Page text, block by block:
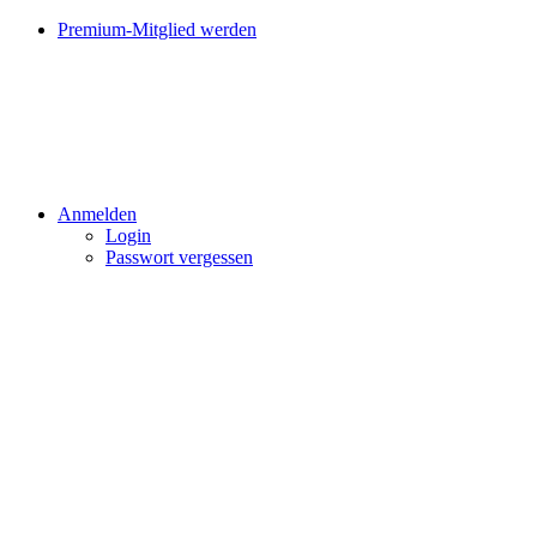
Premium-Mitglied werden
Anmelden
Login
Passwort vergessen